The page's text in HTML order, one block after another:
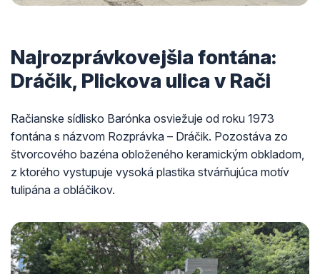
Najrozprávkovejšia fontána:
Dráčik, Plickova ulica v Rači
Račianske sídlisko Barónka osviežuje od roku 1973
fontána s názvom Rozprávka – Dráčik. Pozostáva zo
štvorcového bazéna obloženého keramickým obkladom,
z ktorého vystupuje vysoká plastika stvárňujúca motív
tulipána a obláčikov.